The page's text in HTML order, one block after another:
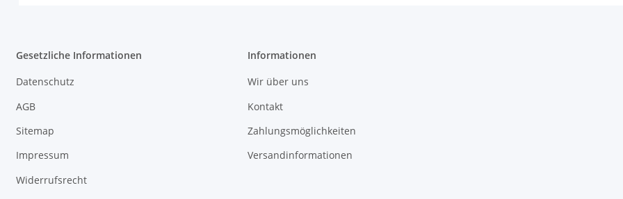
Gesetzliche Informationen
Datenschutz
AGB
Sitemap
Impressum
Widerrufsrecht
Informationen
Wir über uns
Kontakt
Zahlungsmöglichkeiten
Versandinformationen